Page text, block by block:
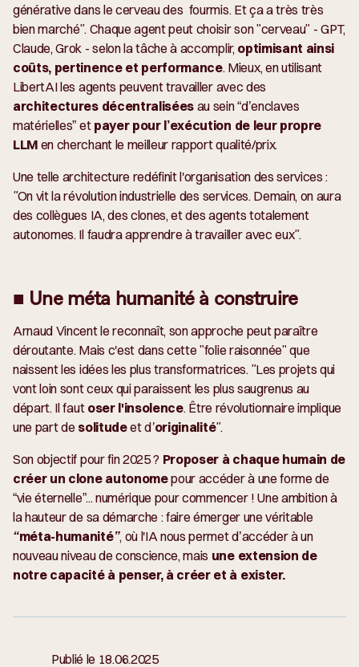
générative dans le cerveau des fourmis. Et ça a très très
bien marché". Chaque agent peut choisir son "cerveau" - GPT,
Claude, Grok - selon la tâche à accomplir, optimisant ainsi
coûts, pertinence et performance. Mieux, en utilisant
LibertAI les agents peuvent travailler avec des
architectures décentralisées au sein “d’enclaves
matérielles” et payer pour l’exécution de leur propre
LLM en cherchant le meilleur rapport qualité/prix.
Une telle architecture redéfinit l'organisation des services :
"On vit la révolution industrielle des services. Demain, on aura
des collègues IA, des clones, et des agents totalement
autonomes. Il faudra apprendre à travailler avec eux".
■ Une méta humanité à construire
Arnaud Vincent le reconnaît, son approche peut paraître
déroutante. Mais c'est dans cette "folie raisonnée" que
naissent les idées les plus transformatrices. "Les projets qui
vont loin sont ceux qui paraissent les plus saugrenus au
départ. Il faut oser l'insolence. Être révolutionnaire implique
une part de solitudeet d’originalité".
Son objectif pour fin 2025 ? Proposer à chaque humain de
créer un clone autonomepour accéder à une forme de
“vie éternelle”... numérique pour commencer ! Une ambition à
la hauteur de sa démarche : faire émerger une véritable
“méta-humanité”, où l'IA nous permet d’accéder à un
nouveau niveau de conscience, mais une extension de
notre capacité à penser, à créer et à exister.
Publié le 18.06.2025